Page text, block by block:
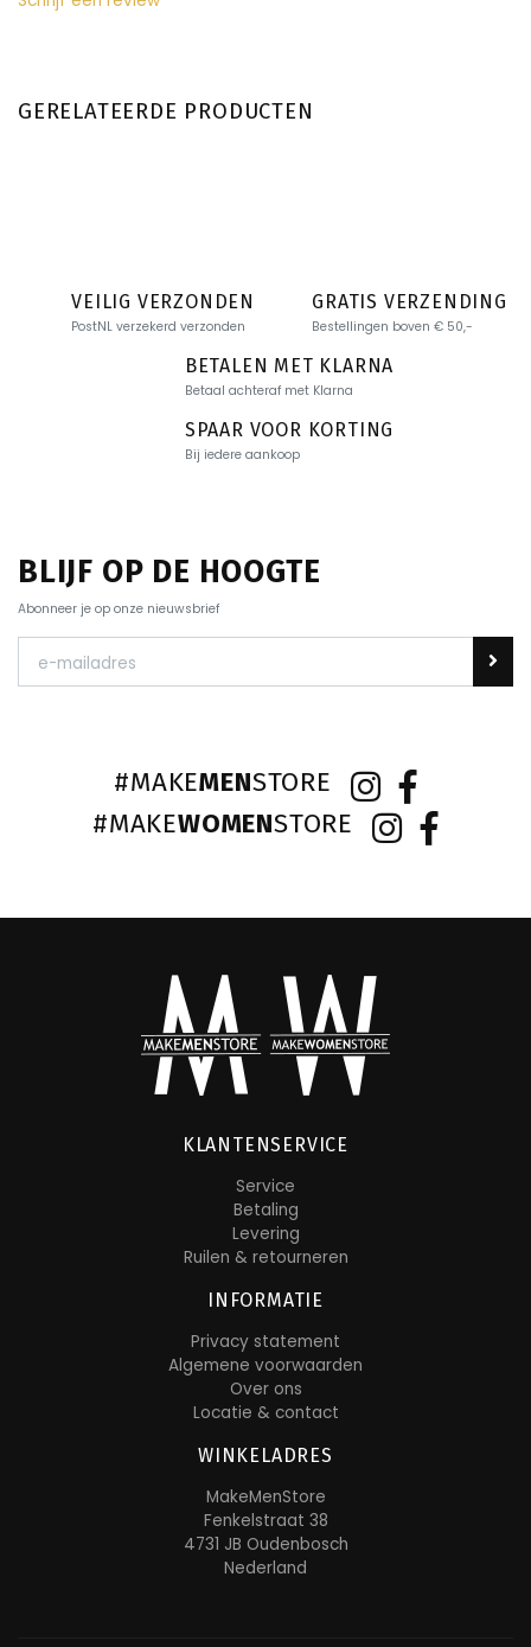
GERELATEERDE PRODUCTEN
VEILIG VERZONDEN
PostNL verzekerd verzonden
GRATIS VERZENDING
Bestellingen boven € 50,-
BETALEN MET KLARNA
Betaal achteraf met Klarna
SPAAR VOOR KORTING
Bij iedere aankoop
BLIJF OP DE HOOGTE
Abonneer je op onze nieuwsbrief
#MAKEMENSTORE
#MAKEWOMENSTORE
KLANTENSERVICE
Service
Betaling
Levering
Ruilen & retourneren
INFORMATIE
Privacy statement
Algemene voorwaarden
Over ons
Locatie & contact
WINKELADRES
MakeMenStore
Fenkelstraat 38
4731 JB Oudenbosch
Nederland